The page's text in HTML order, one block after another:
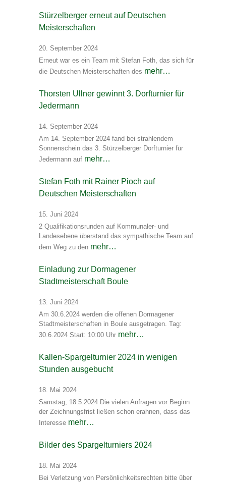
Stürzelberger erneut auf Deutschen
Meisterschaften
20. September 2024
Erneut war es ein Team mit Stefan Foth, das sich für
die Deutschen Meisterschaften des mehr…
Thorsten Ullner gewinnt 3. Dorfturnier für
Jedermann
14. September 2024
Am 14. September 2024 fand bei strahlendem
Sonnenschein das 3. Stürzelberger Dorfturnier für
Jedermann auf mehr…
Stefan Foth mit Rainer Pioch auf
Deutschen Meisterschaften
15. Juni 2024
2 Qualifikationsrunden auf Kommunaler- und
Landesebene überstand das sympathische Team auf
dem Weg zu den mehr…
Einladung zur Dormagener
Stadtmeisterschaft Boule
13. Juni 2024
Am 30.6.2024 werden die offenen Dormagener
Stadtmeisterschaften in Boule ausgetragen. Tag:
30.6.2024 Start: 10:00 Uhr mehr…
Kallen-Spargelturnier 2024 in wenigen
Stunden ausgebucht
18. Mai 2024
Samstag, 18.5.2024 Die vielen Anfragen vor Beginn
der Zeichnungsfrist ließen schon erahnen, dass das
Interesse mehr…
Bilder des Spargelturniers 2024
18. Mai 2024
Bei Verletzung von Persönlichkeitsrechten bitte über